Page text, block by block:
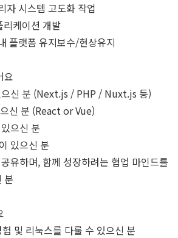
자 시스템 고도화 작업
케이션 개발
플랫폼 유지보수/현상유지
요
으신 분 (Next.js / PHP / Nuxt.js 등)
신 분 (React or Vue)
으신 분
있으신 분
유하며, 함께 성장하려는 협업 마인드를
분
및 리눅스를 다룰 수 있으신 분